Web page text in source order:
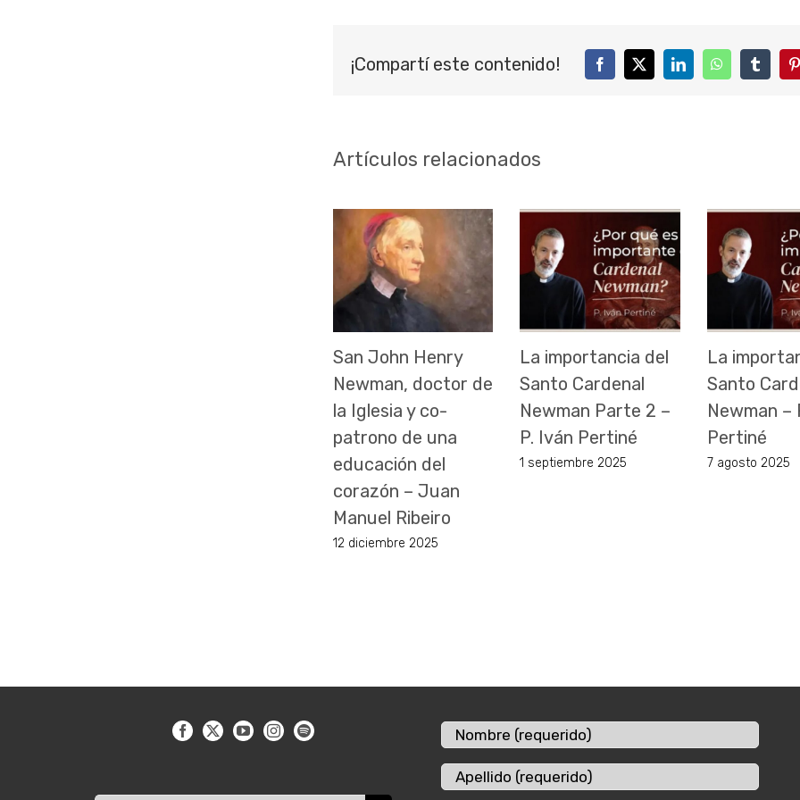
¡Compartí este contenido! FacebookTwitterLinkedInWhatsAppTumblr
Artículos relacionados
San John Henry
Newman, doctor de
la Iglesia y co-
patrono de una
educación del
corazón – Juan
Manuel Ribeiro
12 diciembre 2025
La importancia del
Santo Cardenal
Newman Parte 2 –
P. Iván Pertiné
1 septiembre 2025
La
Santo
Newman –
Pertiné
7 agosto 2025